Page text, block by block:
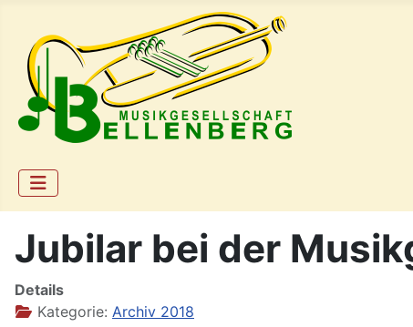
Jubilar bei der
Details
Kategorie: Archiv 2018